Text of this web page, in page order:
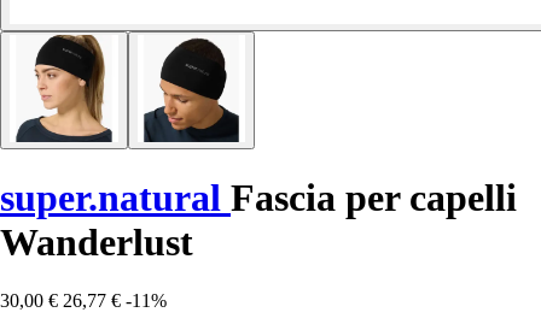
super.natural Fascia per capelli
Wanderlust
30,00 € 26,77 € -11%